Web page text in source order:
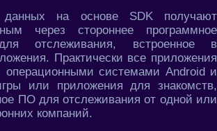
данных на основе SDK получают
через стороннее программное
отслеживания, встроенное в
Практически все приложения
операционными системами Android и
или приложения для знакомств,
ПО для отслеживания от одной или
компаний.